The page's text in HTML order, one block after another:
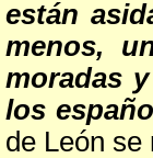
están
menos,
moradas
los
de León